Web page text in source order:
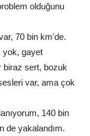
olduğunu
70 bin km'de.
yok, gayet
biraz sert, bozuk
var, ama çok
140 bin
de yakalandım.